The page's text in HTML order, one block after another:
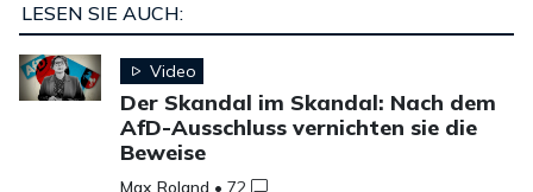
LESEN SIE AUCH:
Video
Der Skandal im Skandal: Nach dem
AfD-Ausschluss vernichten sie die
Beweise
Max Roland •72